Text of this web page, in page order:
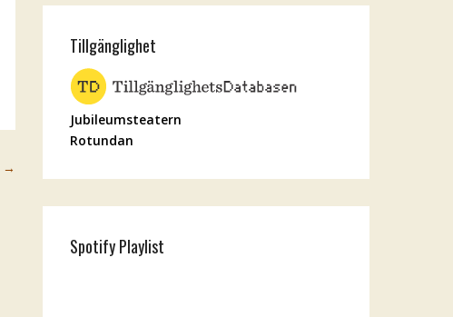
→
Tillgänglighet
Jubileumsteatern
Rotundan
Spotify Playlist